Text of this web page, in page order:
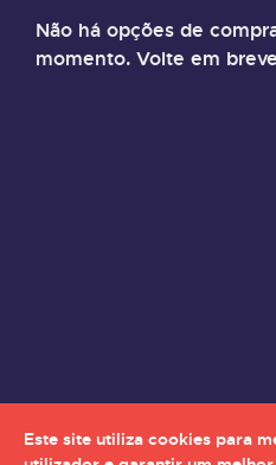
Não há opções de
momento. Volte em
Este site utiliza cookies para